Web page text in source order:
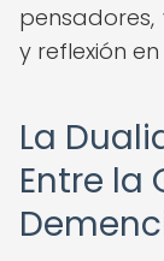
y reflexión
La
Entre la